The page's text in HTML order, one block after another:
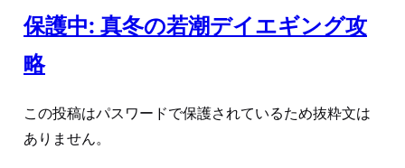
保護中: 真冬の若潮デイエギング攻
略
この投稿はパスワードで保護されているため抜粋文は
ありません。